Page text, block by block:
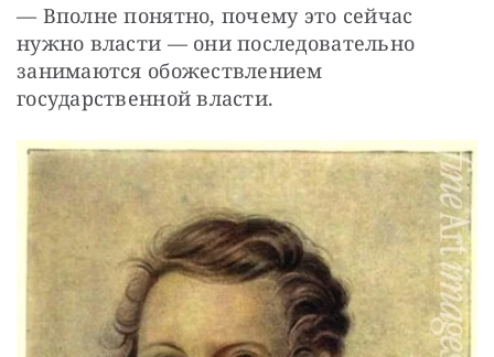
— Вполне понятно, почему это сейчас
нужно власти — они последовательно
занимаются обожествлением
государственной власти.